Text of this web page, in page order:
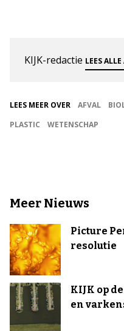
KIJK-redactie LEES
LEES MEER OVER AFVAL
PLASTIC
WETENSCHAP
Meer Nieuws
Picture
resolutie
KIJK op
en